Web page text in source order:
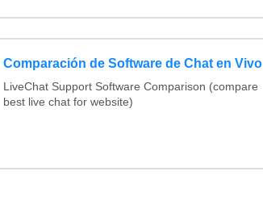
Comparación de Software de Chat en Vivo
LiveChat Support Software Comparison (compare
best live chat for website)